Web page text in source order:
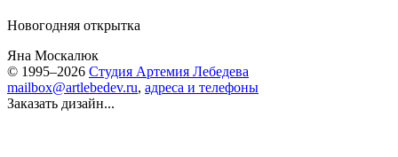
Новогодняя открытка
Яна Москалюк
© 1995–2026 Студия Артемия Лебедева
mailbox@artlebedev.ru, адреса и телефоны
Заказать дизайн...